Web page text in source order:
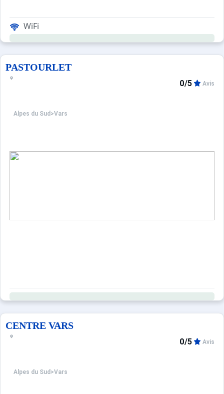
WiFi
PASTOURLET
Alpes du Sud >Vars
0/5 Avis
CENTRE VARS
Alpes du Sud >Vars
0/5 Avis